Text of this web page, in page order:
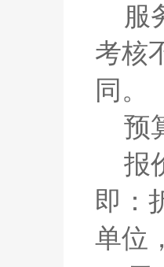
服
考核
同。
预
报
即：
单位